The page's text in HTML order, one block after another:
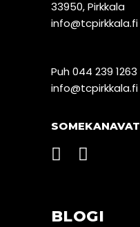
33950, Pirkkala
info@tcpirkkala.fi
Puh 044 239 1263
info@tcpirkkala.fi
SOMEKANAVAT
BLOGI